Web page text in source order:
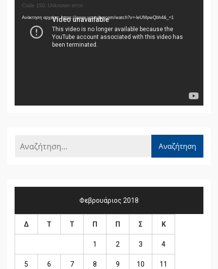
Πρόγραμμα
Αναπαραγωγής
Βίντεο
Code 150: Unknown error.
Ανάκτηση αρχείου: https://www.youtube.com/watch?v=-leUMpwQbh4&_=1
Φεβρουάριος 2018
Δ Τ Τ Π Π Σ Κ
1 2 3 4
5 6 7 8 9 10 11